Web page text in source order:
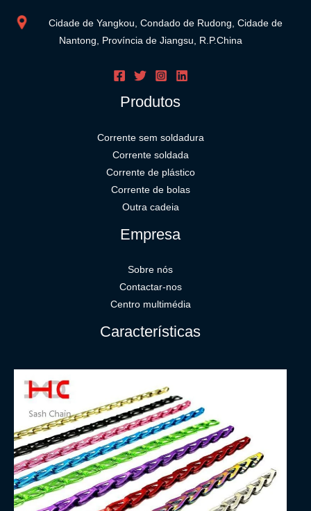
Cidade de Yangkou, Condado de Rudong, Cidade de
Nantong, Província de Jiangsu, R.P.China
Produtos
Corrente sem soldadura
Corrente soldada
Corrente de plástico
Corrente de bolas
Outra cadeia
Empresa
Sobre nós
Contactar-nos
Centro multimédia
Características